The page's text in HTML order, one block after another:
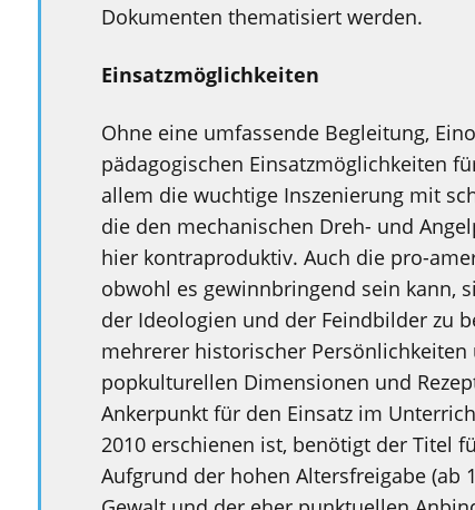
Dokumenten thematisiert werden.
Einsatzmöglichkeiten
Ohne eine umfassende Begleitung,
pädagogischen Einsatzmöglichkeiten
allem die wuchtige Inszenierung mit
die den mechanischen Dreh- und
hier kontraproduktiv. Auch die pro-
obwohl es gewinnbringend sein kann,
der Ideologien und der Feindbilder zu
mehrerer historischer
popkulturellen Dimensionen und
Ankerpunkt für den Einsatz im
2010 erschienen ist, benötigt der Titel
Aufgrund der hohen Altersfreigabe (ab